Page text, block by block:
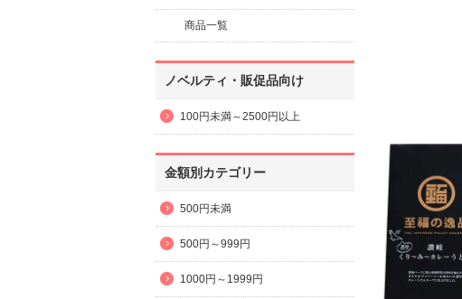
商品一覧
ノベルティ・販促品向け
100円未満～2500円以上
金額別カテゴリー
500円未満
500円～999円
1000円～1999円